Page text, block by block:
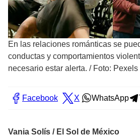
En las relaciones románticas se
conductas y comportamientos
necesario estar alerta. / Foto: Pexels
Facebook X WhatsApp
Vania Solís / El Sol de México